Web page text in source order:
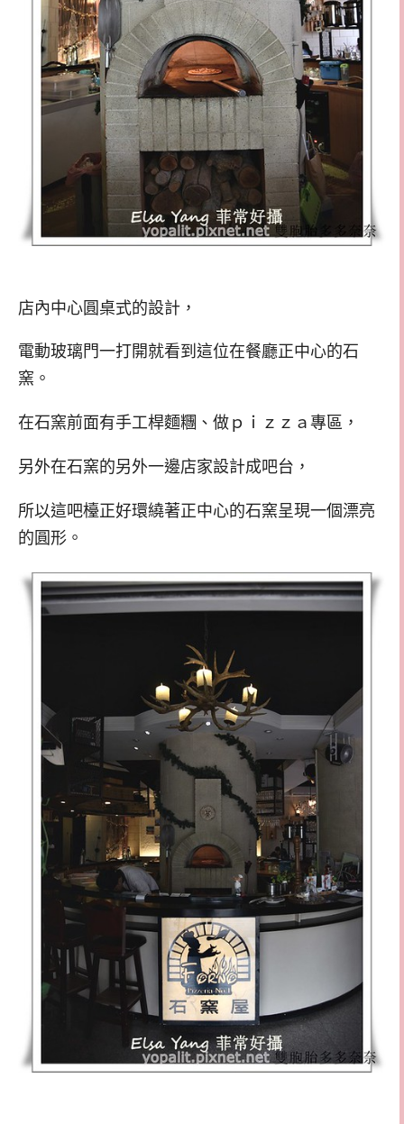
店內中心圓桌式的設計，
電動玻璃門一打開就看到這位在餐廳正中心的石
窯。
在石窯前面有手工桿麵糰、做ｐｉｚｚａ專區，
另外在石窯的另外一邊店家設計成吧台，
所以這吧檯正好環繞著正中心的石窯呈現一個漂亮
的圓形。